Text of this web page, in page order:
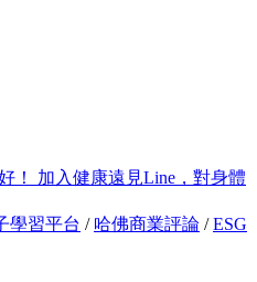
加入健康遠見Line，對身體
學習平台 / 哈佛商業評論 /ESG